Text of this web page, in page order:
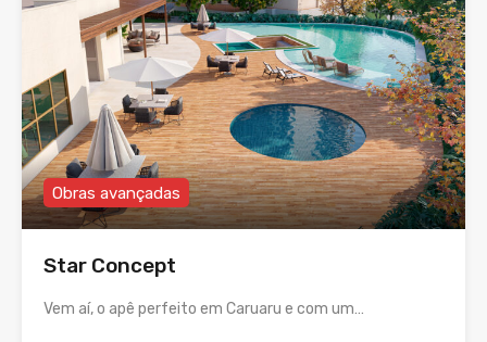
Obras avançadas
Star Concept
Vem aí, o apê perfeito em Caruaru e com um…